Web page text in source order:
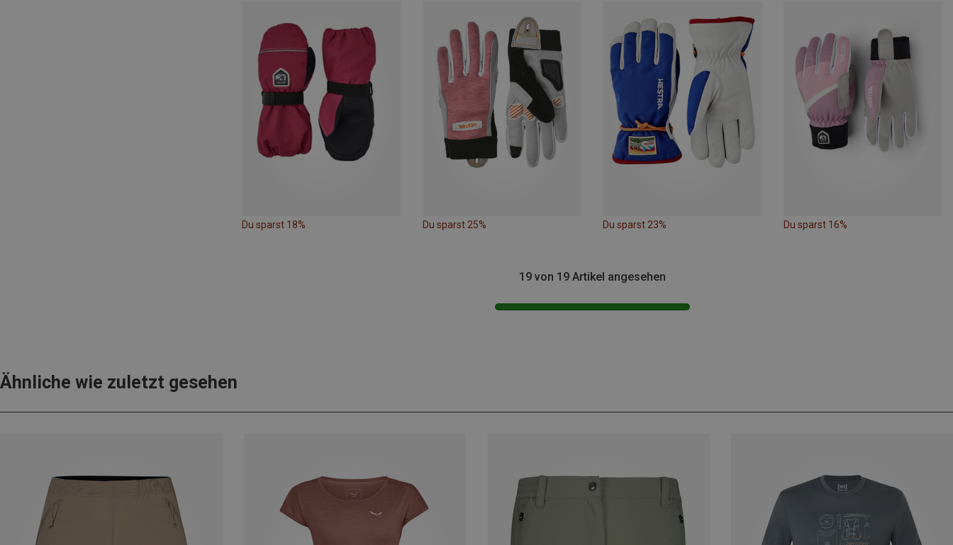
Du sparst 18% Du sparst 25% Du sparst 23% Du sparst 16%
19 von 19 Artikel angesehen
Ähnliche wie zuletzt gesehen